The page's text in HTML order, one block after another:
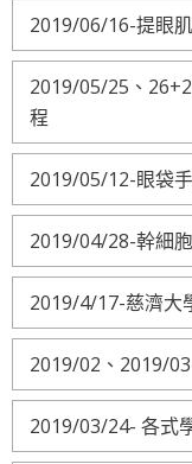
2019/06/16-提眼
2019/05/25、
程
2019/05/12-眼袋
2019/04/28-幹細
2019/4/17-慈濟大
2019/02、2019/
2019/03/24- 各式